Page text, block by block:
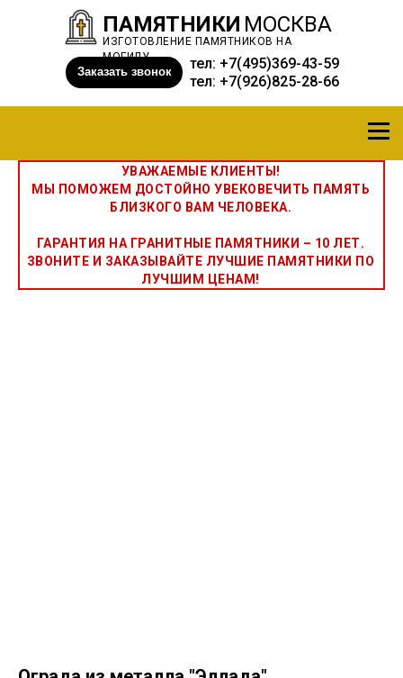
Заказать звонок тел: +7(495)369-43-59
тел: +7(926)825-28-66
ПАМЯТНИКИ МОСКВА
ИЗГОТОВЛЕНИЕ ПАМЯТНИКОВ НА
МОГИЛУ
УВАЖАЕМЫЕ КЛИЕНТЫ!
МЫ ПОМОЖЕМ ДОСТОЙНО УВЕКОВЕЧИТЬ ПАМЯТЬ
БЛИЗКОГО ВАМ ЧЕЛОВЕКА.
ГАРАНТИЯ НА ГРАНИТНЫЕ ПАМЯТНИКИ – 10 ЛЕТ.
ЗВОНИТЕ И ЗАКАЗЫВАЙТЕ ЛУЧШИЕ ПАМЯТНИКИ ПО
ЛУЧШИМ ЦЕНАМ!